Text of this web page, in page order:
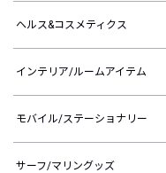
ヘルス&コスメティクス
インテリア/ルームアイテム
モバイル/ステーショナリー
サーフ/マリングッズ